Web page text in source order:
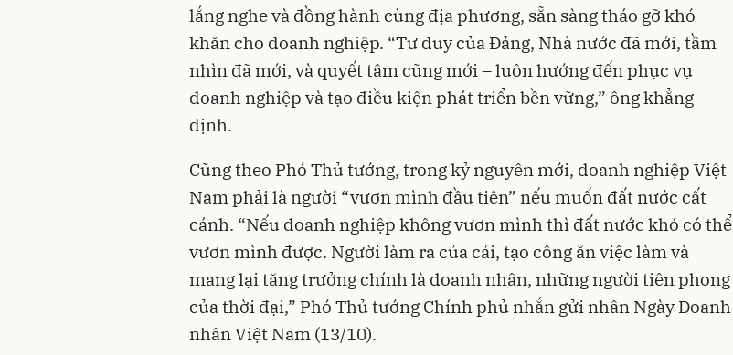
lắng nghe và đồng hành cùng địa phương, sẵn sàng tháo gỡ khó
khăn cho doanh nghiệp. “Tư duy của Đảng, Nhà nước đã mới, tầm
nhìn đã mới, và quyết tâm cũng mới – luôn hướng đến phục vụ
doanh nghiệp và tạo điều kiện phát triển bền vững,” ông khẳng
định.
Cũng theo Phó Thủ tướng, trong kỷ nguyên mới, doanh nghiệp Việt
Nam phải là người “vươn mình đầu tiên” nếu muốn đất nước cất
cánh. “Nếu doanh nghiệp không vươn mình thì đất nước khó có thể
vươn mình được. Người làm ra của cải, tạo công ăn việc làm và
mang lại tăng trưởng chính là doanh nhân, những người tiên phong
của thời đại,” Phó Thủ tướng Chính phủ nhắn gửi nhân Ngày Doanh
nhân Việt Nam (13/10).